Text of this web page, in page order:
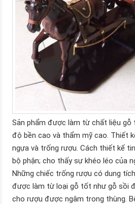
Sản phẩm được làm từ chất liệu gỗ
độ bền cao và thẩm mỹ cao. Thiết
ngựa và trống rượu. Cách thiết kế
bộ phận; cho thấy sự khéo léo của
Những chiếc trống rượu có dung
được làm từ loại gỗ tốt như gỗ sồi
cho rượu được ngâm trong thùng.